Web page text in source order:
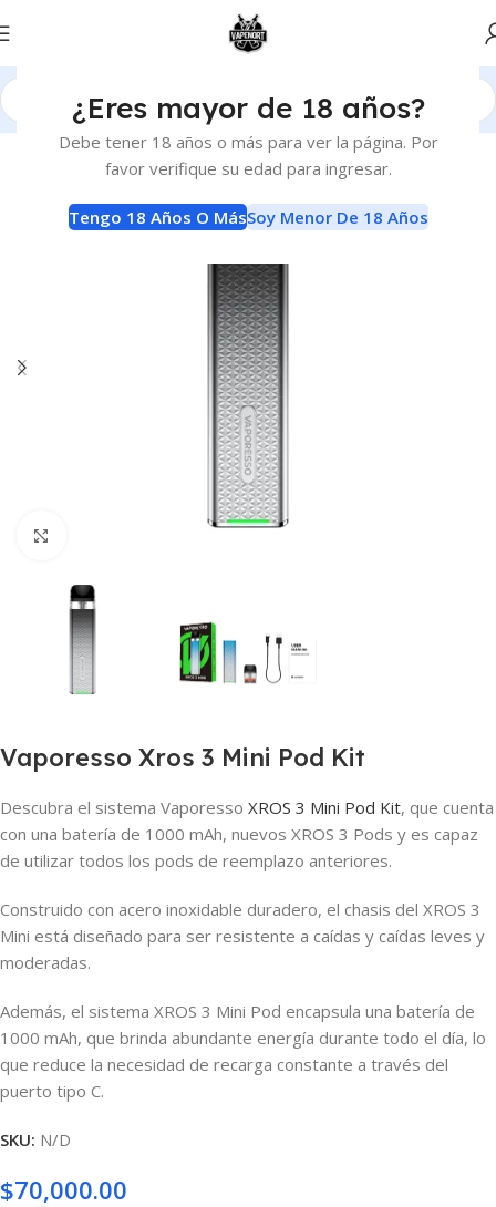
¿Eres mayor de 18 años?
Debe tener 18 años o más para ver la página. Por
favor verifique su edad para ingresar.
Tengo 18 Años O MásSoy Menor De 18 Años
Inicio Vaporizadores Kits de Inicio
Haga clic para ampliar
Vaporesso Xros 3 Mini Pod Kit
Descubra el sistema Vaporesso XROS 3 Mini Pod Kit, que cuenta
con una batería de 1000 mAh, nuevos XROS 3 Pods y es capaz
de utilizar todos los pods de reemplazo anteriores.
Construido con acero inoxidable duradero, el chasis del XROS 3
Mini está diseñado para ser resistente a caídas y caídas leves y
moderadas.
Además, el sistema XROS 3 Mini Pod encapsula una batería de
1000 mAh, que brinda abundante energía durante todo el día, lo
que reduce la necesidad de recarga constante a través del
puerto tipo C.
SKU: N/D
$70,000.00